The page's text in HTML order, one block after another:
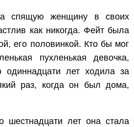
спящую женщину в своих
как никогда. Фейт была
его половинкой. Кто бы мог
пухленькая девочка,
одиннадцати лет ходила за
раз, когда он был дома,
шестнадцати лет она стала